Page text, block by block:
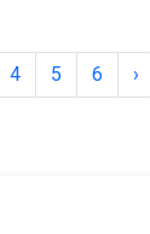
4 5 6 ›